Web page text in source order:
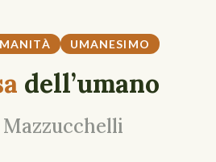
UMANESIMO
dell’umano